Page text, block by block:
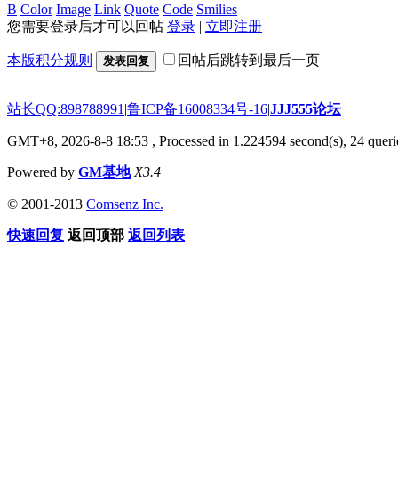
B Color Image Link Quote Code Smilies
您需要登录后才可以回帖 登录 | 立即注册
本版积分规则 发表回复 回帖后跳转到最后一页
站长QQ:898788991 |鲁ICP备16008334号-16|JJJ555论坛
GMT+8, 2026-8-8 18:53 , Processed in 1.224594 second(s), 24
Powered by GM基地 X3.4
© 2001-2013 Comsenz Inc.
快速回复 返回顶部 返回列表